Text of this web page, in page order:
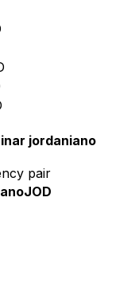
jordaniano
pair
JOD